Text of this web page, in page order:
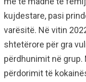
kujdestare, pasi
varësitë. Në vitin
shtetërore për gra
përdhunimit në grup.
përdorimit të